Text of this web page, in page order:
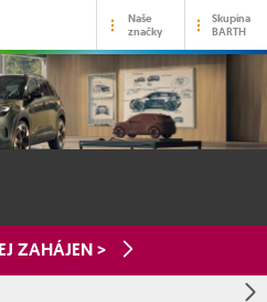
Naše
značky
Skupina
BARTH
ZAHÁJEN >